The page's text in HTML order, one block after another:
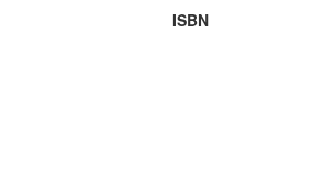
ISBN